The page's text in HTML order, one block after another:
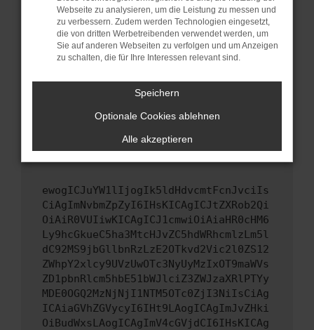
Veraltete Software birgt nicht nur ein
Sicherheitsrisiko, sondern kann auch dazu
führen, dass bestimmte Funktionen nicht mehr
unterstützt werden.
Wende dich an den Webseitenbetreiber.
Wenn du alle oben genannten Schritte versucht
hast, kontaktiere uns bitte. Wir werden
versuchen, das Problem zu beheben. Du kannst
uns diesen Text schicken, um uns bei der
ewogICJuYW1lIjogIk5ldHdvcmtFcnJvciIs
CiAgImNvbmZpZyI6IHsKICAgICJtZXRob2Qi
OiAiR0VUIiwKICAgICJ1cmwiOiAiaHR0cHM6
Ly9hcGkueC5ha3MtcHJvZC5hdWRhcmlzLm5l
dC92MS9jbGllbnRzLzE2OTkvd2Vic2l0ZS12
ZWhpY2xlcy9UVzUwOTc3NyUyMzIxOT9maWVs
ZD1pbnRlcm5hbE51bWJlciZ3ZWJzaXRlPTYy
MDE0OGQ2MzNjNjI1NTM5OTc0ZjI3NiIsCiAg
ICAiaGVhZGVycyI6IHt9LAogICAgImJvZHki
OiBudWxsLAogICAgImV4cGVjdCI6IHsKICAg
Webseite zu analysieren, um die Leistung zu messen und
zu verbessern. Zudem werden Technologien eingesetzt,
die von dritten Werbetreibenden verwendet werden, um
Sie auf anderen Webseiten zu verfolgen und um Anzeigen
zu schalten, die für Ihre Interessen relevant sind.
Speichern
Optionale Cookies ablehnen
Alle akzeptieren